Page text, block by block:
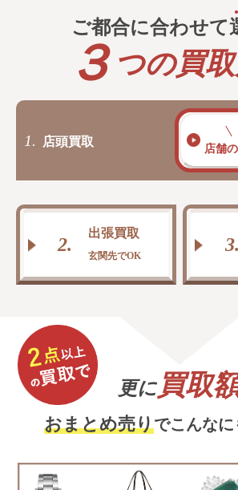
ご都合に合わせて
３ つの買
1. 店頭買取
店舗
2.
出張買取
玄関先でOK
3.
更に買取
おまとめ売りでこんなに